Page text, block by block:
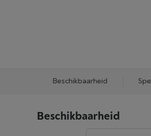
Beschikbaarheid
Beschikbaarheid